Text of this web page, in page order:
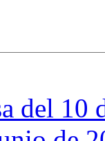
del 10